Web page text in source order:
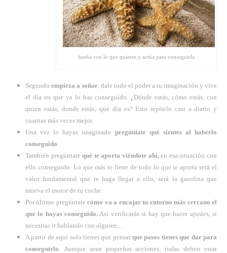
Sueña con lo que quieres y actúa para conseguirlo
Segundo empieza a soñar, dale todo el poder a tu imaginación y vive
el día en que ya lo has conseguido. ¿Dónde estás, cómo estás, con
quien estás, donde estás, qué día es? Esto repítelo casi a diario y
cuantas más veces mejor.
Una vez lo hayas imaginado pregúntate qué sientes al haberlo
conseguido.
También pregúntatequé te aporta viéndote ahí,en esa situación con
ello conseguido. Lo que más te llene de todo lo que te aporta será el
valor fundamental que te haga llegar a ello, será la gasolina que
mueva el motor de tu coche.
Por último pregúntatecómo va a encajar tu entorno más cercano el
que lo hayas conseguido. Así verificarás si hay que hacer ajustes, si
necesitas ir hablando con alguien,…
A partir de aquí solo tienes que pensarque pasos tienes que dar para
conseguirlo. Aunque sean pequeñas acciones, todas deben estar